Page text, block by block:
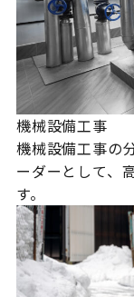
機械設備工事
機械設備工事の
ーダーとして、
す。